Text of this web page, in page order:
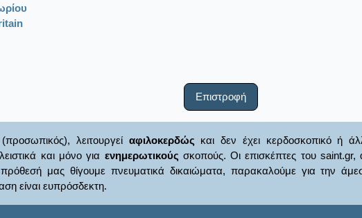
Επιστροφή
λειτουργεί αφιλοκερδώς και δεν έχει κερδοσκοπικό ή
και μόνο για ενημερωτικούς σκοπούς. Οι επισκέπτες του
μας θίγουμε πνευματικά δικαιώματα, παρακαλούμε για την
είναι ευπρόσδεκτη.